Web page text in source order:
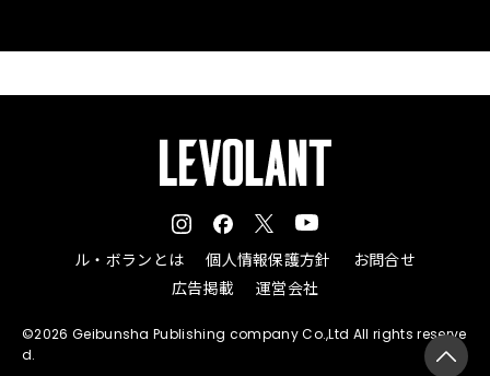
ル・ボランとは 個人情報保護方針
お問合せ
広告掲載
運営会社
©2026 Geibunsha Publishing company Co.,Ltd All rights reserve
d.